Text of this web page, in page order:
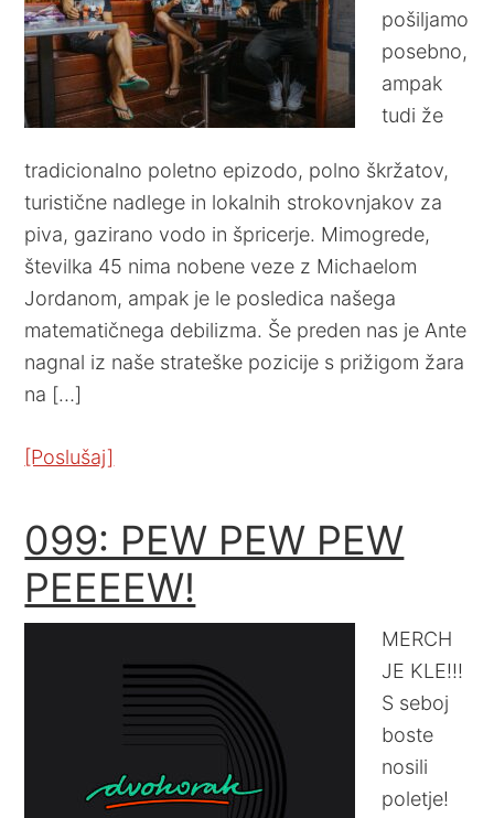
pošiljamo
posebno,
ampak
tudi že
tradicionalno poletno epizodo, polno škržatov,
turistične nadlege in lokalnih strokovnjakov za
piva, gazirano vodo in špricerje. Mimogrede,
številka 45 nima nobene veze z Michaelom
Jordanom, ampak je le posledica našega
matematičnega debilizma. Še preden nas je Ante
nagnal iz naše strateške pozicije s prižigom žara
na […]
[Poslušaj]
099: PEW PEW PEW
PEEEEW!
MERCH
JE KLE!!!
S seboj
boste
nosili
poletje!